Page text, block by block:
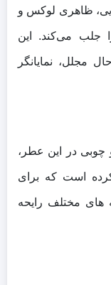
ظاهری لوکس و
جلب می‌کند. این
مجلل، نمایانگر
چوبی در این عطر،
کرده است که برای
های مختلف رایحه